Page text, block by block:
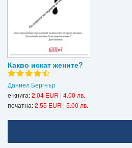
Контакти
Вход
Регистрация
Какво искат жените?
Даниел Бергнър
е-книга:2.04 EUR | 4.00 лв.
печатна:2.55 EUR | 5.00 лв.